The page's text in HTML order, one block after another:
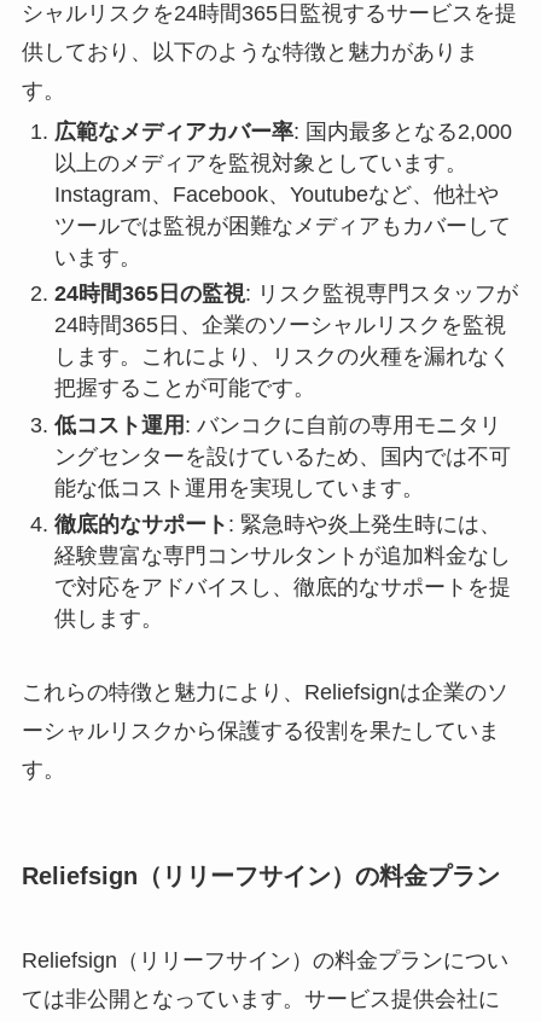
シャルリスクを24時間365日監視するサービスを提
供しており、以下のような特徴と魅力がありま
す。
広範なメディアカバー率: 国内最多となる2,000
以上のメディアを監視対象としています。
Instagram、Facebook、Youtubeなど、他社や
ツールでは監視が困難なメディアもカバーして
います。
24時間365日の監視: リスク監視専門スタッフが
24時間365日、企業のソーシャルリスクを監視
します。これにより、リスクの火種を漏れなく
把握することが可能です。
低コスト運用 : バンコクに自前の専用モニタリ
ングセンターを設けているため、国内では不可
能な低コスト運用を実現しています。
徹底的なサポート : 緊急時や炎上発生時には、
経験豊富な専門コンサルタントが追加料金なし
で対応をアドバイスし、徹底的なサポートを提
供します。
これらの特徴と魅力により、Reliefsignは企業のソ
ーシャルリスクから保護する役割を果たしていま
す。
Reliefsign（リリーフサイン）の料金プラン
Reliefsign（リリーフサイン）の料金プランについ
ては非公開となっています。サービス提供会社に